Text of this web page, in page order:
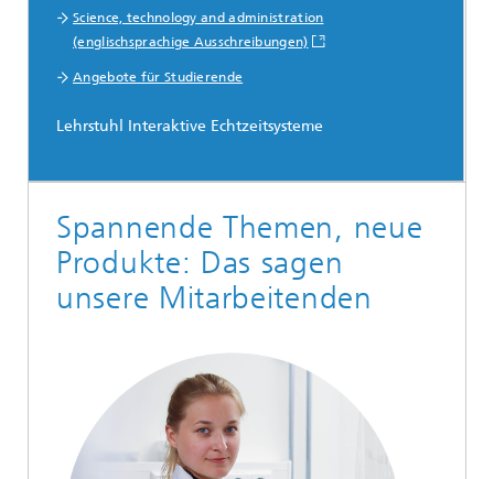
Science, technology and administration
(englischsprachige Ausschreibungen)
Angebote für Studierende
Lehrstuhl Interaktive Echtzeitsysteme
Spannende Themen, neue
Produkte: Das sagen
unsere Mitarbeitenden